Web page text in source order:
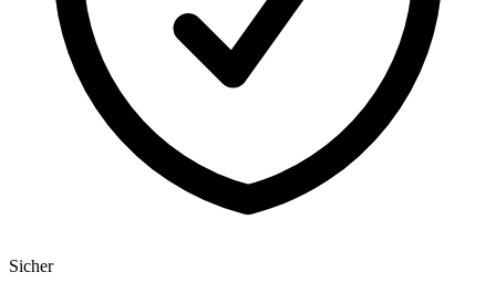
Sicher